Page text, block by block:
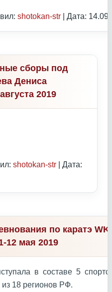
shotokan-str | Дата:
сборы под
Дениса
2019
shotokan-str | Дата:
по каратэ
12 мая 2019
в составе 5
18 регионов РФ.